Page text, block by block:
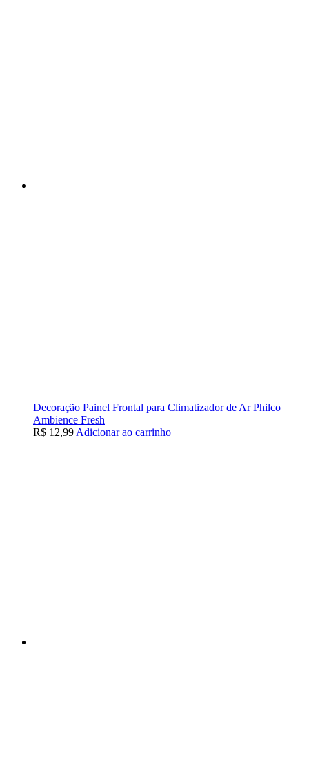
Decoração Painel Frontal para Climatizador de Ar Philco
Ambience Fresh
R$ 12,99Adicionar ao carrinho